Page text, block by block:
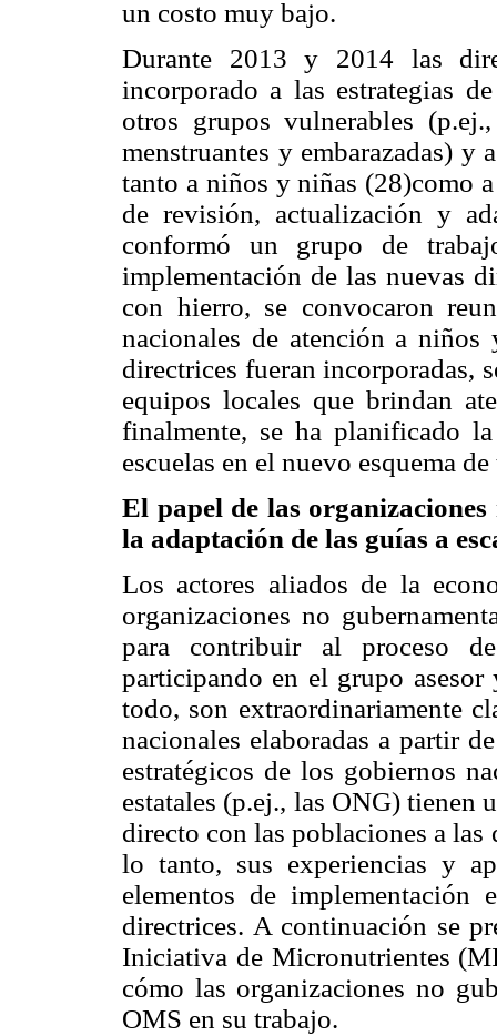
un costo muy bajo.
Durante 2013 y 2014 las
incorporado a las estrategias
otros grupos vulnerables
menstruantes y embarazadas)
tanto a niños y niñas (28)como
de revisión, actualización y
conformó un grupo de
implementación de las nuevas
con hierro, se convocaron
nacionales de atención a
directrices fueran incorporadas,
equipos locales que brindan
finalmente, se ha planificado
escuelas en el nuevo esquema
El papel de las
la adaptación de las guías a
Los actores aliados de la
organizaciones no
para contribuir al proceso
participando en el grupo
todo, son extraordinariamente
nacionales elaboradas a partir
estratégicos de los gobiernos
estatales (p.ej., las ONG) tienen
directo con las poblaciones a
lo tanto, sus experiencias y
elementos de
directrices. A continuación se
Iniciativa de Micronutrientes
cómo las organizaciones no
OMS en su trabajo.